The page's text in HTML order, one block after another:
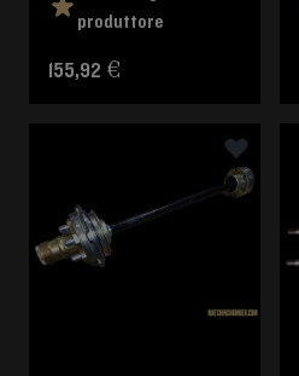
produttore
155,92 €